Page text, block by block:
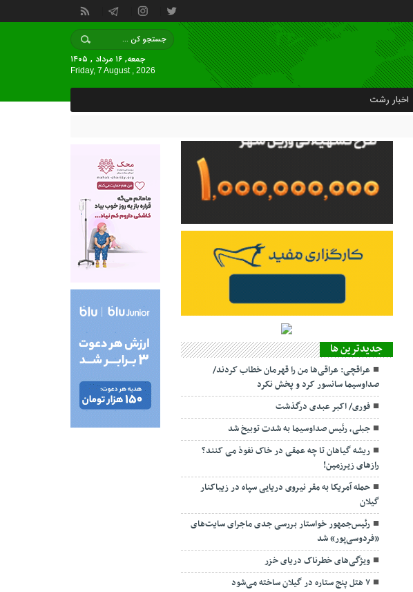
جمعه, ۱۶ مرداد , ۱۴۰۵
Friday, 7 August , 2026
اخبار رشت
جديدترين ها
عراقچی: عراقی‌ها من را قهرمان خطاب کردند/
صداوسیما سانسور کرد و پخش نکرد
فوری/ اکبر عبدی درگذشت
جبلی، رئیس صداوسیما به شدت توبیخ شد
ریشه گیاهان تا چه عمقی در خاک نفوذ می کنند؟
رازهای زیرزمین!
حمله آمریکا به مقر نیروی دریایی سپاه در زیباکنار
گیلان
رئیس‌جمهور خواستار بررسی جدی ماجرای سایت‌های
«فردوسی‌پور» شد
ویژگی‌های خطرناک دریای خزر
۷ هتل پنج ستاره در گیلان ساخته می‌شود